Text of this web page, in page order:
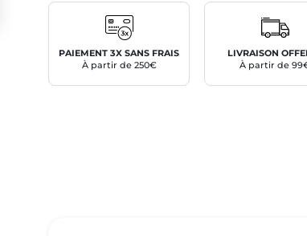
PAIEMENT 3X SANS FRAIS
À partir de 250€
LIVRAISON
À partir de